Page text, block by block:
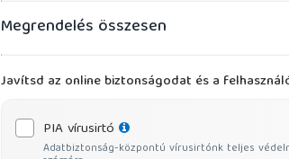
Megrendelés összesen
Javítsd az online biztonságodat és a
PIA vírusirtó
Adatbiztonság-központú vírusirtónk teljes